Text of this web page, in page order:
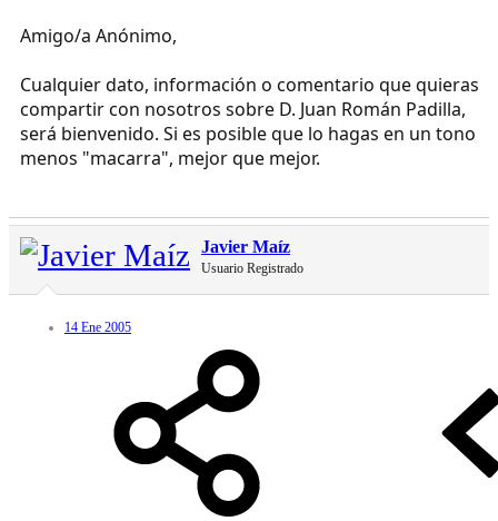
Amigo/a Anónimo,
Cualquier dato, información o comentario que quieras
compartir con nosotros sobre D. Juan Román Padilla,
será bienvenido. Si es posible que lo hagas en un tono
menos "macarra", mejor que mejor.
Javier Maíz
Usuario Registrado
14 Ene 2005